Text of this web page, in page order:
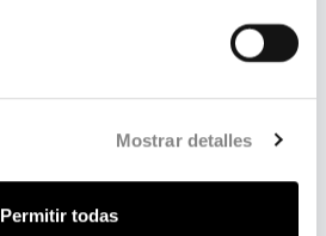
Mostrar detalles
Permitir todas